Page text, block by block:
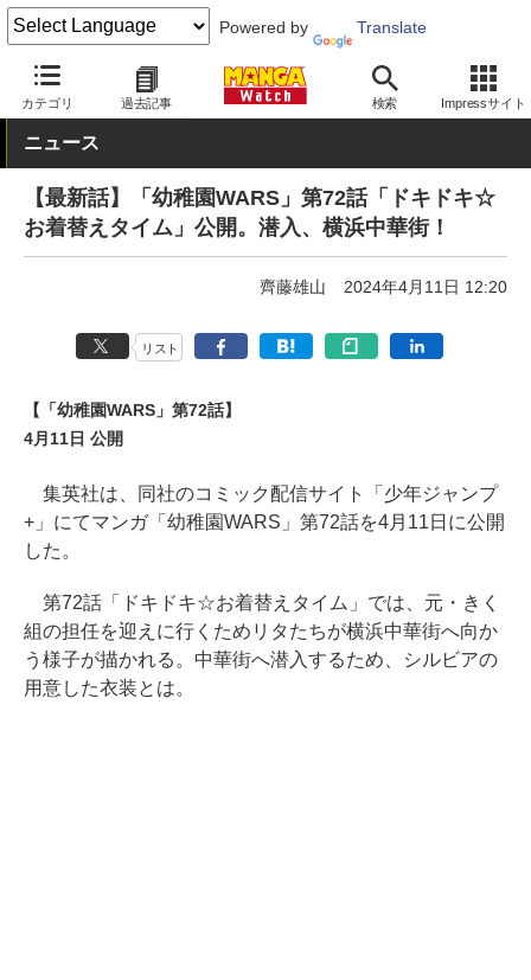
Powered by Translate
カテゴリ 過去記事 検索 Impressサイト
MANGA Watch 少年
ニュース
【最新話】「幼稚園WARS」第72話「ドキドキ☆
お着替えタイム」公開。潜入、横浜中華街！
齊藤雄山 2024年4月11日 12:20
リスト
【「幼稚園WARS」第72話】
4月11日 公開
集英社は、同社のコミック配信サイト「少年ジャンプ
+」にてマンガ「幼稚園WARS」第72話を4月11日に公開
した。
第72話「ドキドキ☆お着替えタイム」では、元・きく
組の担任を迎えに行くためリタたちが横浜中華街へ向か
う様子が描かれる。中華街へ潜入するため、シルビアの
用意した衣装とは。